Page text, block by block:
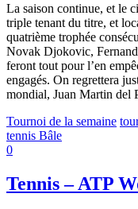
La saison continue, et le
triple tenant du titre, et
quatrième trophée
Novak Djokovic,
feront tout pour l’en
engagés. On regrettera
mondial, Juan Martin del
Tournoi de la semaine
tennis Bâle
0
Tennis – ATP